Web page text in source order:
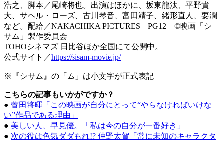
浩之、脚本／尾崎将也。出演はほかに、坂東龍汰、平野貴
大、サヘル・ローズ、古川琴音、富田靖子、緒形直人、要潤
など。配給／NAKACHIKA PICTURES PG12 ©映画「シ
サム」製作委員会
TOHOシネマズ 日比谷ほか全国にて公開中。
公式サイト／https://sisam-movie.jp/
※『シサム』の「ム」は小文字が正式表記
こちらの記事もいかがですか？
● 菅田将暉「この映画が自分にとって“やらなければいけな
い”作品である理由」
● 美しい人、早見優。「私は今の自分が一番好き」
● 次の役は色気ダダもれ!? 仲野太賀「常に未知のキャラクタ